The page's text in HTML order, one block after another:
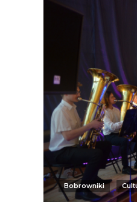
Bobrowniki